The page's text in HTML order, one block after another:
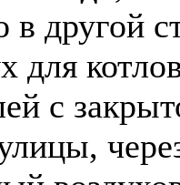
в другой
для
с